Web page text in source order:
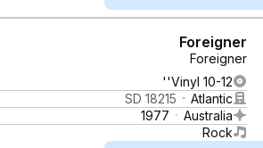
Foreigner
Foreigner
Vinyl 10-12''
Atlantic
SD 18215
Australia
1977
Rock